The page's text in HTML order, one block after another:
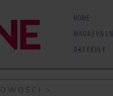
HOME
MAGAZYN
ARTYKUŁY
>